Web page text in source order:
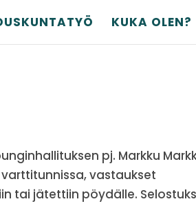
KUKA OLEN?
pj. Markku
vastaukset
tai jätettiin pöydälle.